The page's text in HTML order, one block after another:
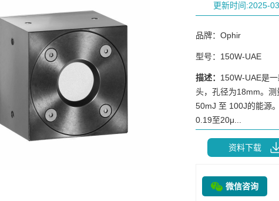
更新时间:2025-
品牌：Ophir
型号：150W-UAE
描述： 150W-UAE是
头，孔径为18mm。
50mJ 至 100J的能源
0.19至20μ...
资料下载
微信咨询